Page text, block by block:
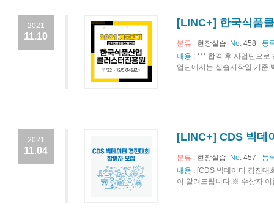
2021
11.10
[LINC+] 한국식품
분류 : 현장실습 No. 458
등
내용 : *** 합격 후 사업단으로
업단에서는 실습시작일 기준
2021
11.04
[LINC+] CDS 빅데
분류 : 현장실습 No. 457
등
내용 : [CDS 빅데이터 경진대
이 알려드립니다.※ 수상자